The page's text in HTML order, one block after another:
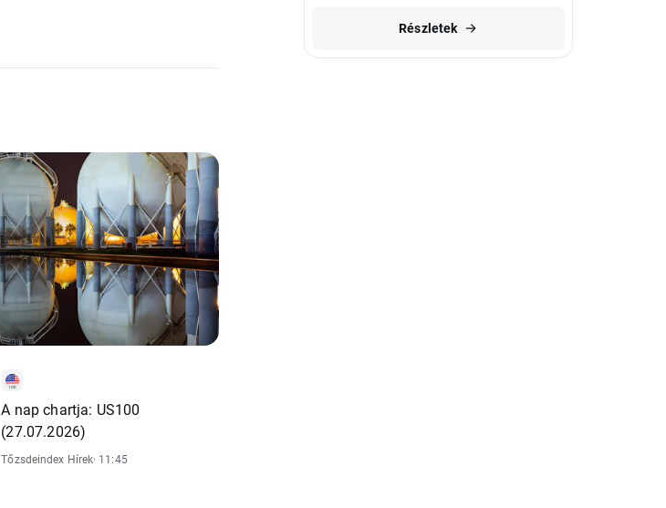
A nap chartja: US100
(27.07.2026)
Tőzsdeindex Hírek· 11:45
Részletek